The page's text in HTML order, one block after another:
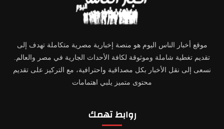
موقع أخبار الناس اليوم هو منصة إخبارية مصرية متكاملة تهدف إلى
تقديم تغطية شاملة وموثوقة لكافة الأحداث الجارية في مصر والعالم.
نسعى إلى نقل الأخبار بكل مصداقية واحترافية، مع التركيز على تقديم
محتوى متميز يلبي اهتمامات
روابط تهمك